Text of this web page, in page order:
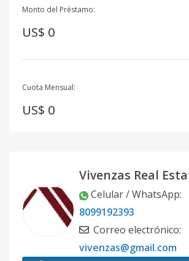
Monto del Préstamo:
US$ 0
Cuota Mensual:
US$ 0
Vivenzas Real
Celular / WhatsApp:
8099192393
Correo electrónico:
vivenzas@gmail.com